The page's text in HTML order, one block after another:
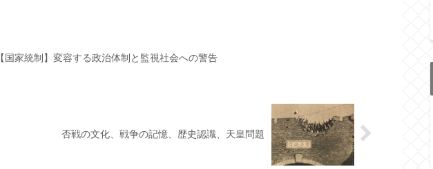
【国家統制】変容する政治体制と監視社会への警告
否戦の文化、戦争の記憶、歴史認識、天皇問題